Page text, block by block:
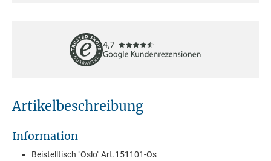
Artikelbeschreibung
Information
Beistelltisch "Oslo" Art.151101-Os